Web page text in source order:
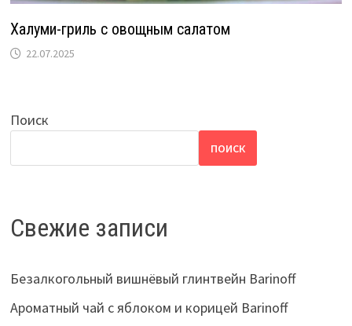
Халуми-гриль с овощным салатом
22.07.2025
Поиск
ПОИСК
Свежие записи
Безалкогольный вишнёвый глинтвейн Barinoff
Ароматный чай с яблоком и корицей Barinoff